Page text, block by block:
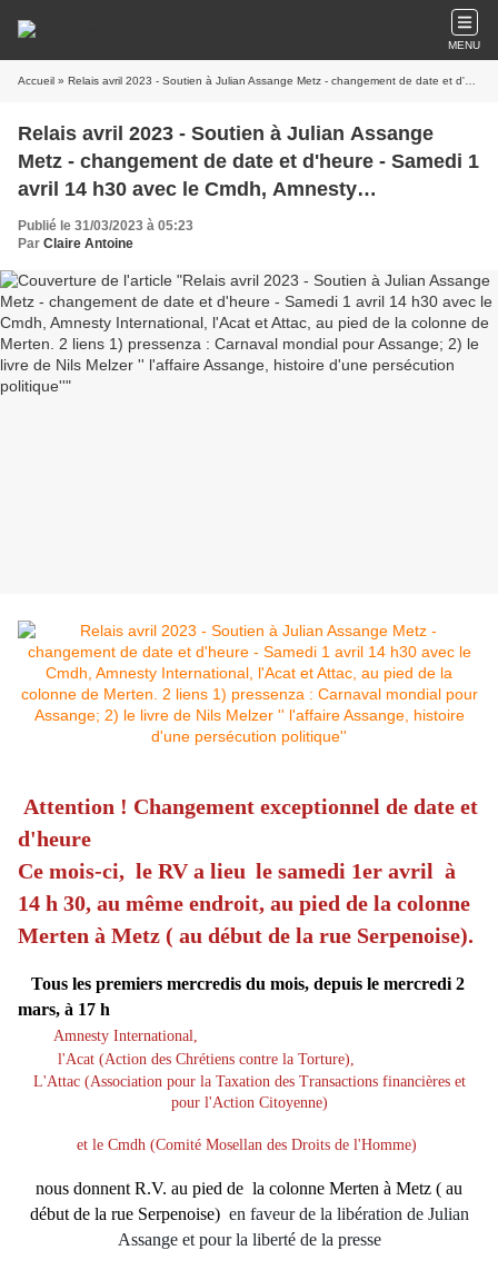
MENU
Accueil » Relais avril 2023 - Soutien à Julian Assange Metz - changement de date et d'heure - Samedi 1 avril 14 h30 avec le Cmdh, Amnesty International, l'Acat et Attac, au pied de la colonne de Merten. 2 liens 1) pressenza : Carnaval mondial pour Assange; 2) le livre de Nils Melzer '' l'affaire Assange, histoire d'une persécution politique''
Relais avril 2023 - Soutien à Julian Assange
Metz - changement de date et d'heure - Samedi 1
avril 14 h30 avec le Cmdh, Amnesty
International, l'Acat et Attac, au pied de la
colonne de Merten. 2 liens 1) pressenza :
Carnaval mondial pour Assange; 2) le livre de
Nils Melzer '' l'affaire Assange, histoire d'une
persécution politique''
Publié le 31/03/2023 à 05:23
Par Claire Antoine
Attention ! Changement exceptionnel de date et
d'heure
Ce mois-ci, le RV a lieu le samedi 1er avril à
14 h 30, au même endroit, au pied de la colonne
Merten à Metz ( au début de la rue Serpenoise).
Tous les premiers mercredis du mois, depuis le mercredi 2
mars, à 17 h
Amnesty International,
l'Acat (Action des Chrétiens contre la Torture),
L'Attac (Association pour la Taxation des Transactions financières et
pour l'Action Citoyenne)
et le Cmdh (Comité Mosellan des Droits de l'Homme)
nous donnent R.V. au pied de la colonne Merten à Metz ( au
début de la rue Serpenoise) en faveur de la libération de Julian
Assange et pour la liberté de la presse